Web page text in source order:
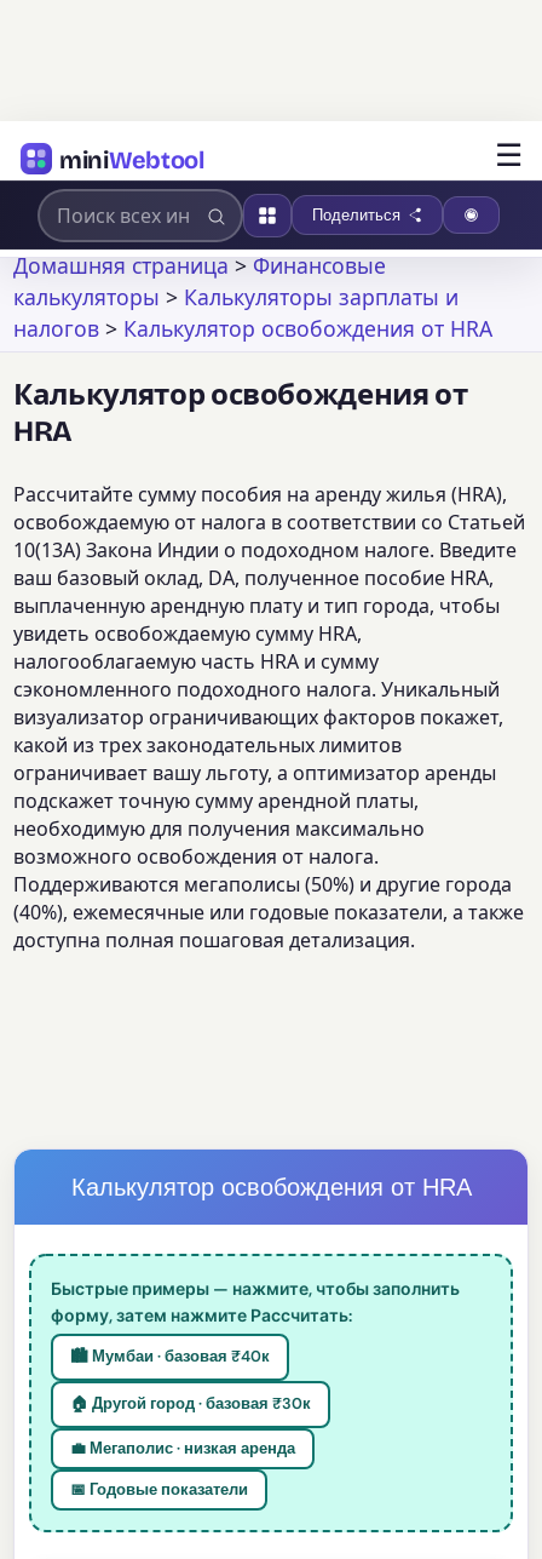
miniWebtool ☰
Поделиться
Домашняя страница>Финансовые
калькуляторы > Калькуляторы зарплаты и
налогов > Калькулятор освобождения от HRA
Калькулятор освобождения от
HRA
Рассчитайте сумму пособия на аренду жилья (HRA),
освобождаемую от налога в соответствии со Статьей
10(13A) Закона Индии о подоходном налоге. Введите
ваш базовый оклад, DA, полученное пособие HRA,
выплаченную арендную плату и тип города, чтобы
увидеть освобождаемую сумму HRA,
налогооблагаемую часть HRA и сумму
сэкономленного подоходного налога. Уникальный
визуализатор ограничивающих факторов покажет,
какой из трех законодательных лимитов
ограничивает вашу льготу, а оптимизатор аренды
подскажет точную сумму арендной платы,
необходимую для получения максимально
возможного освобождения от налога.
Поддерживаются мегаполисы (50%) и другие города
(40%), ежемесячные или годовые показатели, а также
доступна полная пошаговая детализация.
Калькулятор освобождения от HRA
Быстрые примеры — нажмите, чтобы заполнить
форму, затем нажмите Рассчитать:
🏙️ Мумбаи · базовая ₹40к
🏠 Другой город · базовая ₹30к
💼 Мегаполис · низкая аренда
📅 Годовые показатели